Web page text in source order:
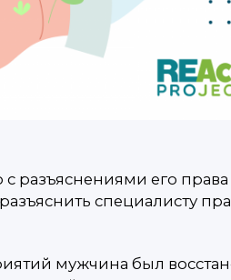
разъяснениями его
специалисту
мужчина был